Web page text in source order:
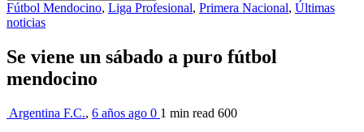
Fútbol Mendocino, Liga Profesional, Primera Nacional, Últimas
noticias
Se viene un sábado a puro fútbol
mendocino
Argentina F.C., 6 años ago 0 1 min read 600